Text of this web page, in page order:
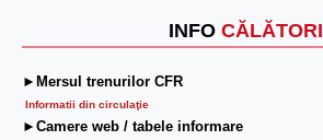
INFO CĂLĂTORI
►Mersul trenurilor CFR
Informatii din circulaţie
►Camere web / tabele informare